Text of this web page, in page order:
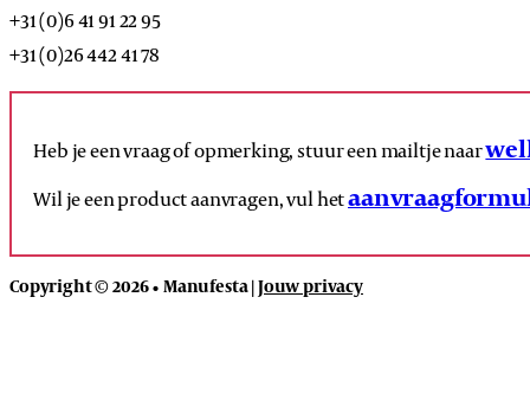
+31 (0)6 41 91 22 95
+31 (0)26 442 41 78
Heb je een vraag of opmerking, stuur een mailtje naar
Wil je een product aanvragen, vul het
Copyright © 2026 • Manufesta |Jouw privacy